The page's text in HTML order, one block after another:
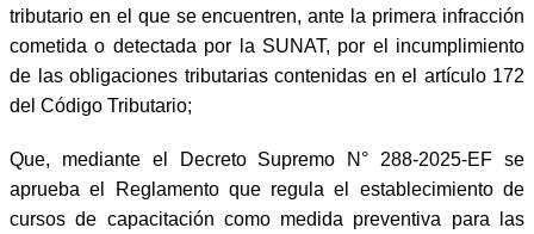
tributario en el que se encuentren, ante la primera infracción
cometida o detectada por la SUNAT, por el incumplimiento
de las obligaciones tributarias contenidas en el artículo 172
del Código Tributario;
Que, mediante el Decreto Supremo N° 288-2025-EF se
aprueba el Reglamento que regula el establecimiento de
cursos de capacitación como medida preventiva para las